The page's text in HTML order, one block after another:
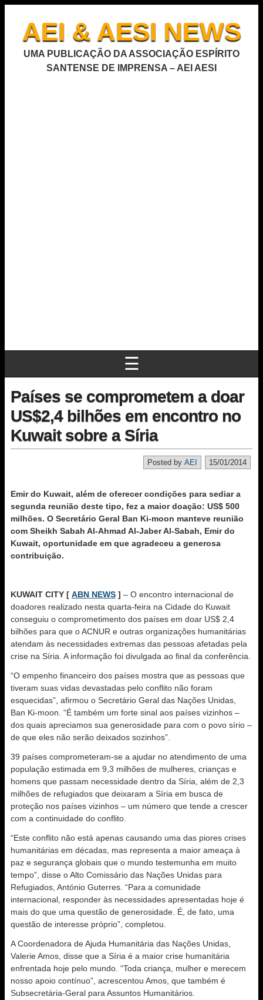
AEI & AESI NEWS
UMA PUBLICAÇÃO DA ASSOCIAÇÃO ESPÍRITO
SANTENSE DE IMPRENSA – AEI AESI
☰
Países se comprometem a doar
US$2,4 bilhões em encontro no
Kuwait sobre a Síria
15/01/2014
Posted by AEI
Emir do Kuwait, além de oferecer condições para sediar a
segunda reunião deste tipo, fez a maior doação: US$ 500
milhões. O Secretário Geral Ban Ki-moon manteve reunião
com Sheikh Sabah Al-Ahmad Al-Jaber Al-Sabah, Emir do
Kuwait, oportunidade em que agradeceu a generosa
contribuição.
KUWAIT CITY [ ABN NEWS ] – O encontro internacional de
doadores realizado nesta quarta-feira na Cidade do Kuwait
conseguiu o comprometimento dos países em doar US$ 2,4
bilhões para que o ACNUR e outras organizações humanitárias
atendam às necessidades extremas das pessoas afetadas pela
crise na Síria. A informação foi divulgada ao final da conferência.
“O empenho financeiro dos países mostra que as pessoas que
tiveram suas vidas devastadas pelo conflito não foram
esquecidas”, afirmou o Secretário Geral das Nações Unidas,
Ban Ki-moon. “É também um forte sinal aos países vizinhos –
dos quais apreciamos sua generosidade para com o povo sírio –
de que eles não serão deixados sozinhos”.
39 países comprometeram-se a ajudar no atendimento de uma
população estimada em 9,3 milhões de mulheres, crianças e
homens que passam necessidade dentro da Síria, além de 2,3
milhões de refugiados que deixaram a Síria em busca de
proteção nos países vizinhos – um número que tende a crescer
com a continuidade do conflito.
“Este conflito não está apenas causando uma das piores crises
humanitárias em décadas, mas representa a maior ameaça à
paz e segurança globais que o mundo testemunha em muito
tempo”, disse o Alto Comissário das Nações Unidas para
Refugiados, António Guterres. “Para a comunidade
internacional, responder às necessidades apresentadas hoje é
mais do que uma questão de generosidade. É, de fato, uma
questão de interesse próprio”, completou.
A Coordenadora de Ajuda Humanitária das Nações Unidas,
Valerie Amos, disse que a Síria é a maior crise humanitária
enfrentada hoje pelo mundo. “Toda criança, mulher e merecem
nosso apoio contínuo”, acrescentou Amos, que também é
Subsecretária-Geral para Assuntos Humanitários.